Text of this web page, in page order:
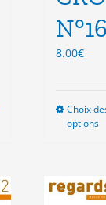
N°16
8.00€
Choix
options